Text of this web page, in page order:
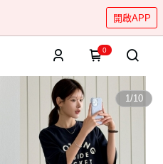
開啟APP
0
1/10